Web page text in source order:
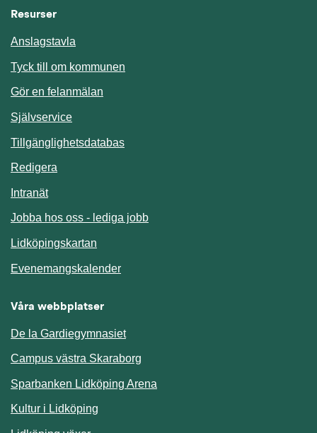
Resurser
Anslagstavla
Tyck till om kommunen
Gör en felanmälan
SjälvserviceLänk till annan webbplats.
TillgänglighetsdatabasLänk till annan webbplats.
Redigera
IntranätLänk till annan webbplats.
Jobba hos oss - lediga jobb
Lidköpingskartan
EvenemangskalenderLänk till annan webbplats.
Våra webbplatser
De la Gardiegymnasiet
Campus västra Skaraborg
Sparbanken Lidköping Arena
Kultur i Lidköping